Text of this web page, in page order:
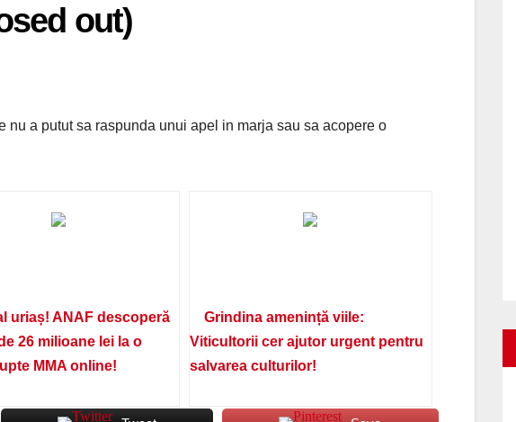
out)
nu a putut sa raspunda unui apel in marja sau sa acopere o
uriaș! ANAF descoperă
26 milioane lei la o
MMA online!
Grindina amenință viile:
Viticultorii cer ajutor urgent pentru
salvarea culturilor!